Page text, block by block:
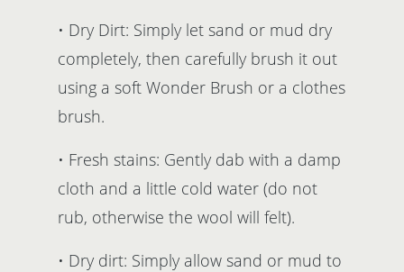
• Dry Dirt: Simply let sand or mud dry
completely, then carefully brush it out
using a soft Wonder Brush or a clothes
brush.
• Fresh stains: Gently dab with a damp
cloth and a little cold water (do not
rub, otherwise the wool will felt).
• Dry dirt: Simply allow sand or mud to